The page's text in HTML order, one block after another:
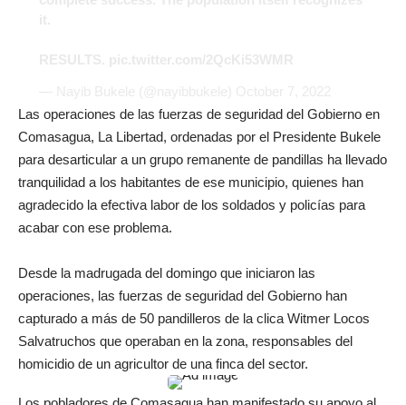
Las operaciones de las fuerzas de seguridad del Gobierno en
Comasagua, La Libertad, ordenadas por el Presidente Bukele
para desarticular a un grupo remanente de pandillas ha llevado
tranquilidad a los habitantes de ese municipio, quienes han
agradecido la efectiva labor de los soldados y policías para
acabar con ese problema.
Desde la madrugada del domingo que iniciaron las
operaciones, las fuerzas de seguridad del Gobierno han
capturado a más de 50 pandilleros de la clica Witmer Locos
Salvatruchos que operaban en la zona, responsables del
homicidio de un agricultor de una finca del sector.